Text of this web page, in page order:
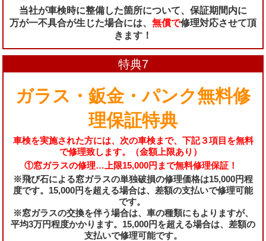
当社が車検時に整備した箇所について、保証期間内に
万が一不具合が生じた場合には、 無償で修理対応させて頂
きます！
特典7
ガラス・鈑金・パンク無料修
理保証特典
車検を実施された方には、次の車検まで、下記３項目を無料
で修理致します。（金額上限あり）
①窓ガラスの修理…上限15,000円まで無料修理保証！
※飛び石による窓ガラスの単独破損の修理価格は15,000円程
度です。15,000円を超える場合は、差額の支払いで修理可能
です。
※窓ガラスの交換を伴う場合は、車の種類にもよりますが、
平均3万円程度かかります。15,000円を超える場合は、差額の
支払いで修理可能です。